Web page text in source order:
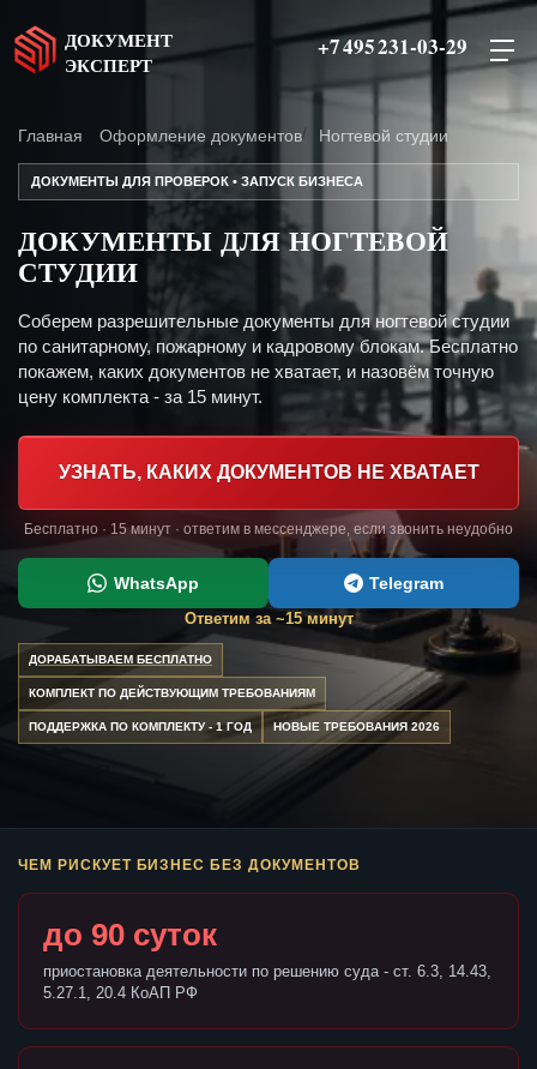
ДОКУМЕНТ
ЭКСПЕРТ
+7 495 231-03-29
Главная Оформление документов Ногтевой студии
ДОКУМЕНТЫ ДЛЯ ПРОВЕРОК • ЗАПУСК БИЗНЕСА
ДОКУМЕНТЫ ДЛЯ НОГТЕВОЙ
СТУДИИ
Соберем разрешительные документы для ногтевой студии
по санитарному, пожарному и кадровому блокам. Бесплатно
покажем, каких документов не хватает, и назовём точную
цену комплекта - за 15 минут.
УЗНАТЬ, КАКИХ ДОКУМЕНТОВ НЕ ХВАТАЕТ
Бесплатно · 15 минут · ответим в мессенджере, если звонить неудобно
WhatsApp Telegram
Ответим за ~15 минут
ДОРАБАТЫВАЕМ БЕСПЛАТНО
КОМПЛЕКТ ПО ДЕЙСТВУЮЩИМ ТРЕБОВАНИЯМ
ПОДДЕРЖКА ПО КОМПЛЕКТУ - 1 ГОД НОВЫЕ ТРЕБОВАНИЯ 2026
ЧЕМ РИСКУЕТ БИЗНЕС БЕЗ ДОКУМЕНТОВ
до 90 суток
приостановка деятельности по решению суда - ст. 6.3, 14.43,
5.27.1, 20.4 КоАП РФ